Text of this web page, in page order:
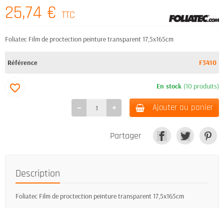
25,74 € TTC
Foliatec Film de proctection peinture transparent 17,5x165cm
Référence F3410
En stock (10 produits)
Ajouter au panier
favorite_border
Partager
Description
Foliatec Film de proctection peinture transparent 17,5x165cm